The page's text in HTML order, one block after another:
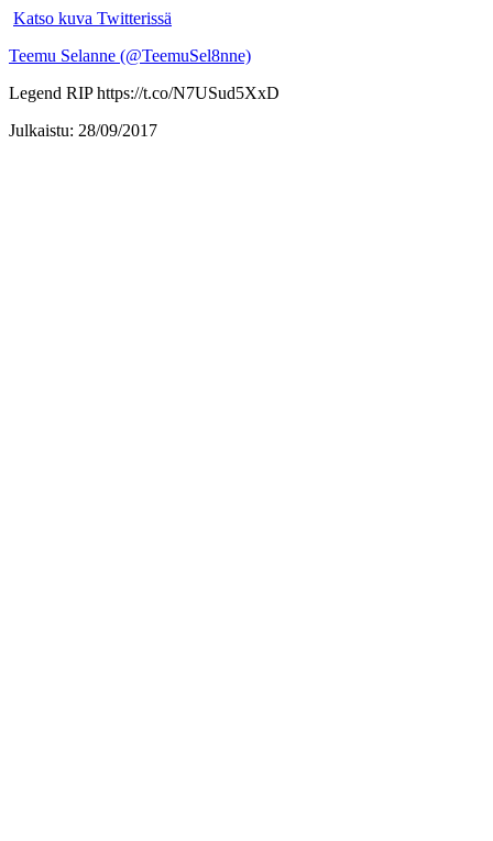
Katso kuva Twitterissä
Teemu Selanne (@TeemuSel8nne)
Legend RIP https://t.co/N7USud5XxD
Julkaistu: 28/09/2017